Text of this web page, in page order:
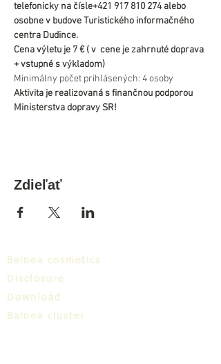
telefonicky na čísle+421 917 810 274 alebo
osobne v budove Turistického informačného
centra Dudince.
Cena výletu je 7 € ( v  cene je zahrnuté doprava
+ vstupné s výkladom)
Minimálny počet prihlásených: 4 osoby
Aktivita je realizovaná s finančnou podporou
Ministerstva dopravy SR!
Zdieľať
Balnea cosmetics
Disclosure
Download
Balnea cluster